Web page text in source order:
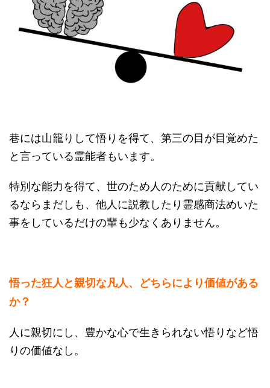
巷には山籠りして悟りを得て、第三の目が目覚めた
と言っている霊能者もいます。
特別な能力を得て、世のため人のために貢献してい
るならまだしも、他人に説教したり霊感商法めいた
事をしているだけの輩も少なくありません。
悟った狂人と親切な凡人、どちらにより価値がある
か？
人に親切にし、豊かな心で生きられない悟りなど悟
りの価値なし。